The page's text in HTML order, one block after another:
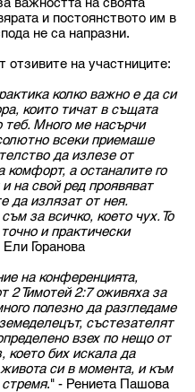
и постоянството им в
не са напразни.
отзивите на участниците:
колко важно е да си
които тичат в същата
теб. Много ме насърчи
всеки приемаше
да излезе от
комфорт, а останалите го
на свой ред проявяват
да излязат от нея.
за всичко, което чух. То
и практически
Ели Горанова
на конференцията,
2 Тимотей 2:7 оживяха за
полезно да разгледаме
състезателят
взех по нещо от
което бих искала да
си в момента, и към
стремя." - Рениета Пашова